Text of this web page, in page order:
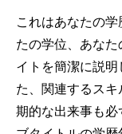
これはあなたの
たの学位、あな
イトを簡潔に説明
た、関連するス
期的な出来事も